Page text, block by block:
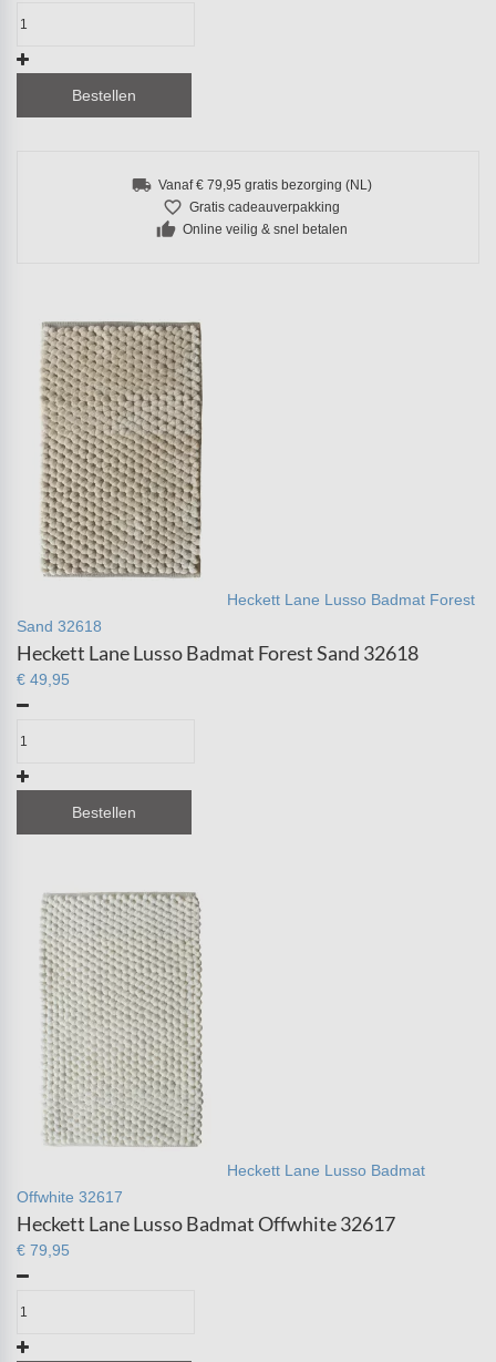
Bestellen
local_shipping Vanaf € 79,95 gratis bezorging (NL)
favorite_border Gratis cadeauverpakking
thumb_up Online veilig & snel betalen
Heckett Lane Lusso Badmat Forest
Sand 32618
Heckett Lane Lusso Badmat Forest Sand 32618
€ 49,95
Bestellen
Heckett Lane Lusso Badmat
Offwhite 32617
Heckett Lane Lusso Badmat Offwhite 32617
€ 79,95